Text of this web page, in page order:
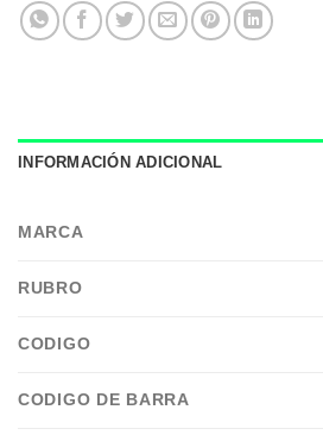
INFORMACIÓN ADICIONAL
MARCA
RUBRO
CODIGO
CODIGO DE BARRA